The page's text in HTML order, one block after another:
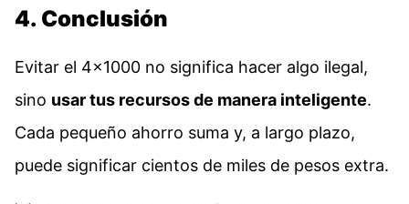
4. Conclusión
Evitar el 4×1000 no significa hacer algo ilegal,
sino usar tus recursos de manera inteligente.
Cada pequeño ahorro suma y, a largo plazo,
puede significar cientos de miles de pesos extra.